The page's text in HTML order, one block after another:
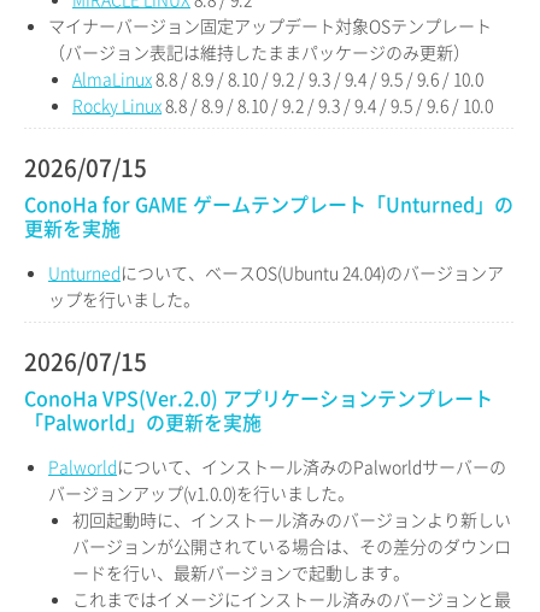
マイナーバージョン固定アップデート対象OSテンプレート
（バージョン表記は維持したままパッケージのみ更新）
AlmaLinux8.8 / 8.9 / 8.10 / 9.2 / 9.3 / 9.4 / 9.5 / 9.6 / 10.0
Rocky Linux8.8 / 8.9 / 8.10 / 9.2 / 9.3 / 9.4 / 9.5 / 9.6 / 10.0
2026/07/15
ConoHa for GAME ゲームテンプレート「Unturned」の
更新を実施
Unturnedについて、ベースOS(Ubuntu 24.04)のバージョンア
ップを行いました。
2026/07/15
ConoHa VPS(Ver.2.0) アプリケーションテンプレート
「Palworld」の更新を実施
Palworldについて、インストール済みのPalworldサーバーの
バージョンアップ(v1.0.0)を行いました。
初回起動時に、インストール済みのバージョンより新しい
バージョンが公開されている場合は、その差分のダウンロ
ードを行い、最新バージョンで起動します。
これまではイメージにインストール済みのバージョンと最